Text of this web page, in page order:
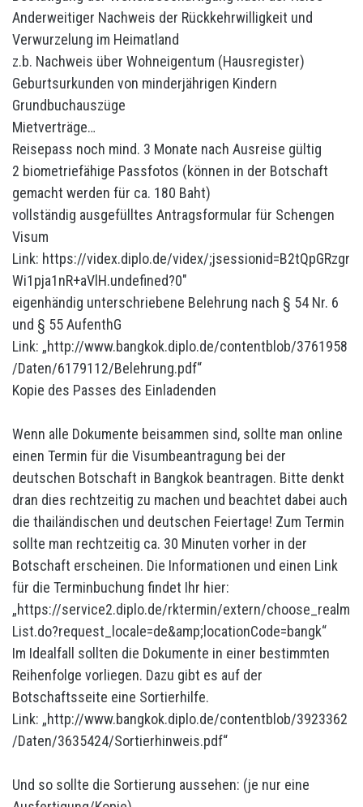
Anderweitiger Nachweis der Rückkehrwilligkeit und
Verwurzelung im Heimatland
z.b. Nachweis über Wohneigentum (Hausregister)
Geburtsurkunden von minderjährigen Kindern
Grundbuchauszüge
Mietverträge…
Reisepass noch mind. 3 Monate nach Ausreise gültig
2 biometriefähige Passfotos (können in der Botschaft
gemacht werden für ca. 180 Baht)
vollständig ausgefülltes Antragsformular für Schengen
Visum
Link: https://videx.diplo.de/videx/;jsessionid=B2tQpGRzgr
Wi1pja1nR+aVlH.undefined?0″
eigenhändig unterschriebene Belehrung nach § 54 Nr. 6
und § 55 AufenthG
Link: „http://www.bangkok.diplo.de/contentblob/3761958
/Daten/6179112/Belehrung.pdf“
Kopie des Passes des Einladenden
Wenn alle Dokumente beisammen sind, sollte man online
einen Termin für die Visumbeantragung bei der
deutschen Botschaft in Bangkok beantragen. Bitte denkt
dran dies rechtzeitig zu machen und beachtet dabei auch
die thailändischen und deutschen Feiertage! Zum Termin
sollte man rechtzeitig ca. 30 Minuten vorher in der
Botschaft erscheinen. Die Informationen und einen Link
für die Terminbuchung findet Ihr hier:
„https://service2.diplo.de/rktermin/extern/choose_realm
List.do?request_locale=de&amp;locationCode=bangk“
Im Idealfall sollten die Dokumente in einer bestimmten
Reihenfolge vorliegen. Dazu gibt es auf der
Botschaftsseite eine Sortierhilfe.
Link: „http://www.bangkok.diplo.de/contentblob/3923362
/Daten/3635424/Sortierhinweis.pdf“
Und so sollte die Sortierung aussehen: (je nur eine